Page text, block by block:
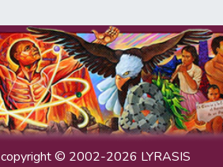
copyright © 2002-2026 LYRASIS